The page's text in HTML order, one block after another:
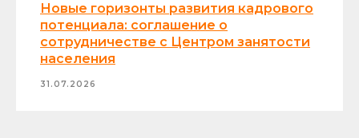
Новые горизонты развития кадрового
потенциала: соглашение о
сотрудничестве с Центром занятости
населения
31.07.2026